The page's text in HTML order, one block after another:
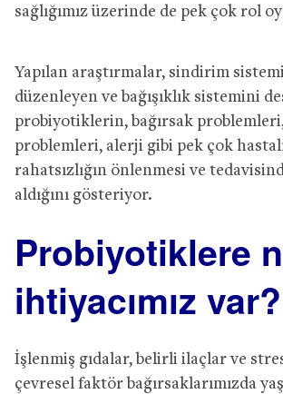
sağlığımız üzerinde de pek çok rol
Yapılan araştırmalar, sindirim
düzenleyen ve bağışıklık sistemini
probiyotiklerin, bağırsak
problemleri, alerji gibi pek çok
rahatsızlığın önlenmesi ve
aldığını gösteriyor.
Probiyotiklere
ihtiyacımız var?
İşlenmiş gıdalar, belirli ilaçlar ve
çevresel faktör bağırsaklarımızda